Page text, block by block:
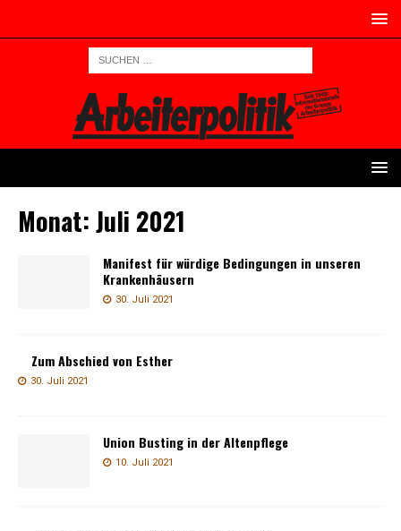
Monat:Juli 2021
Manifest für würdige Bedingungen in unseren
Krankenhäusern
30. Juli 2021
Zum Abschied von Esther
30. Juli 2021
Union Busting in der Altenpflege
10. Juli 2021